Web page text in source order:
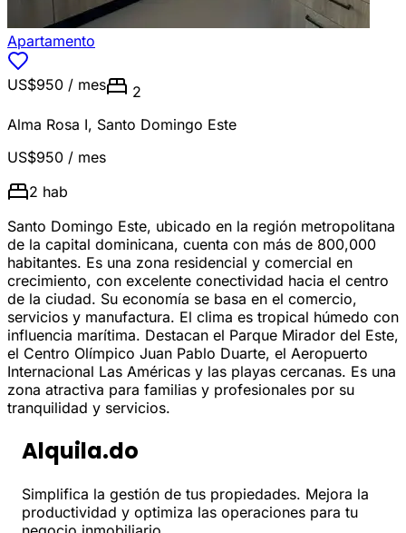
Apartamento
US$950 / mes
2
Alma Rosa I, Santo Domingo Este
US$950 / mes
2 hab
Santo Domingo Este, ubicado en la región metropolitana
de la capital dominicana, cuenta con más de 800,000
habitantes. Es una zona residencial y comercial en
crecimiento, con excelente conectividad hacia el centro
de la ciudad. Su economía se basa en el comercio,
servicios y manufactura. El clima es tropical húmedo con
influencia marítima. Destacan el Parque Mirador del Este,
el Centro Olímpico Juan Pablo Duarte, el Aeropuerto
Internacional Las Américas y las playas cercanas. Es una
zona atractiva para familias y profesionales por su
tranquilidad y servicios.
Alquila.do
Simplifica la gestión de tus propiedades. Mejora la
productividad y optimiza las operaciones para tu